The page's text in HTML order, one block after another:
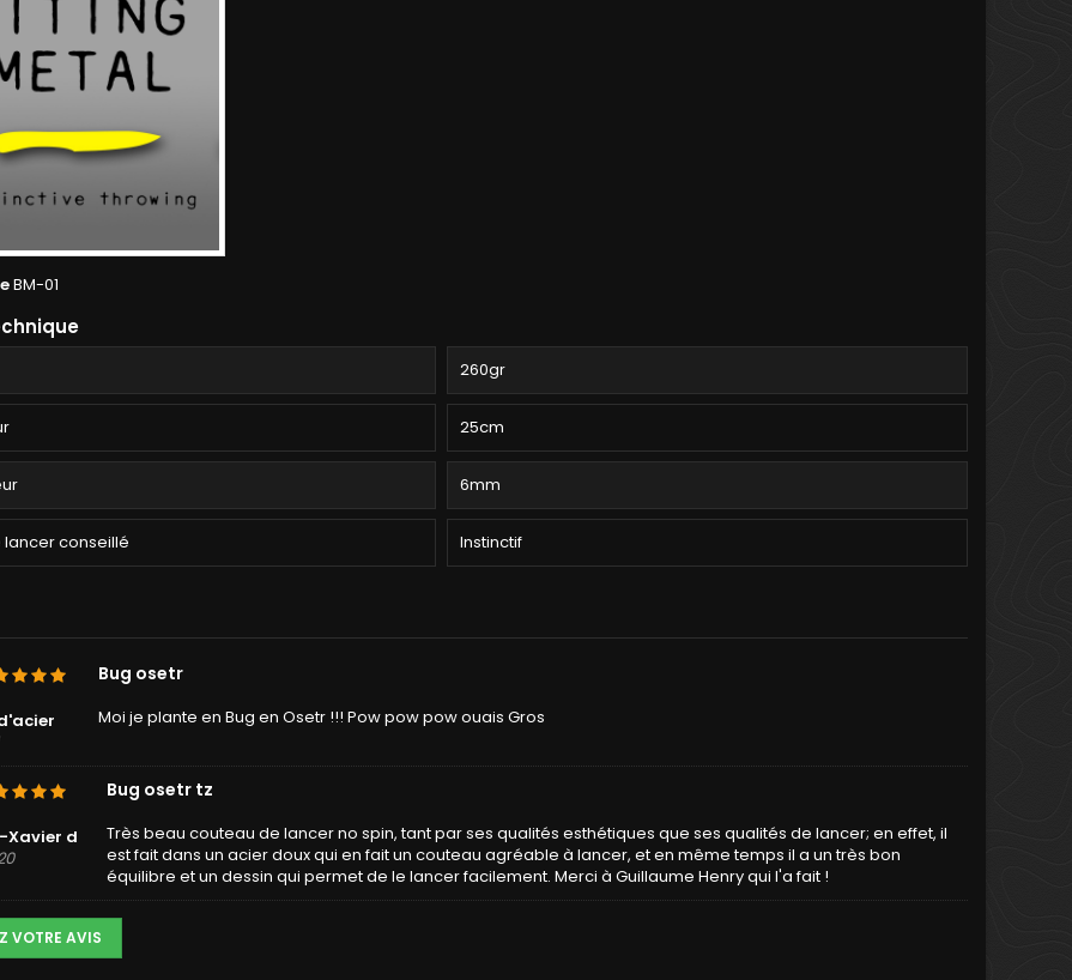
BM-01
260gr
25cm
6mm
lancer conseillé Instinctif
Bug osetr
Moi je plante en Bug en Osetr !!! Pow pow pow ouais Gros
Xavier d
Bug osetr tz
Très beau couteau de lancer no spin, tant par ses qualités esthétiques que ses qualités de lancer; en effet, il
est fait dans un acier doux qui en fait un couteau agréable à lancer, et en même temps il a un très bon
équilibre et un dessin qui permet de le lancer facilement. Merci à Guillaume Henry qui l'a fait !
VOTRE AVIS